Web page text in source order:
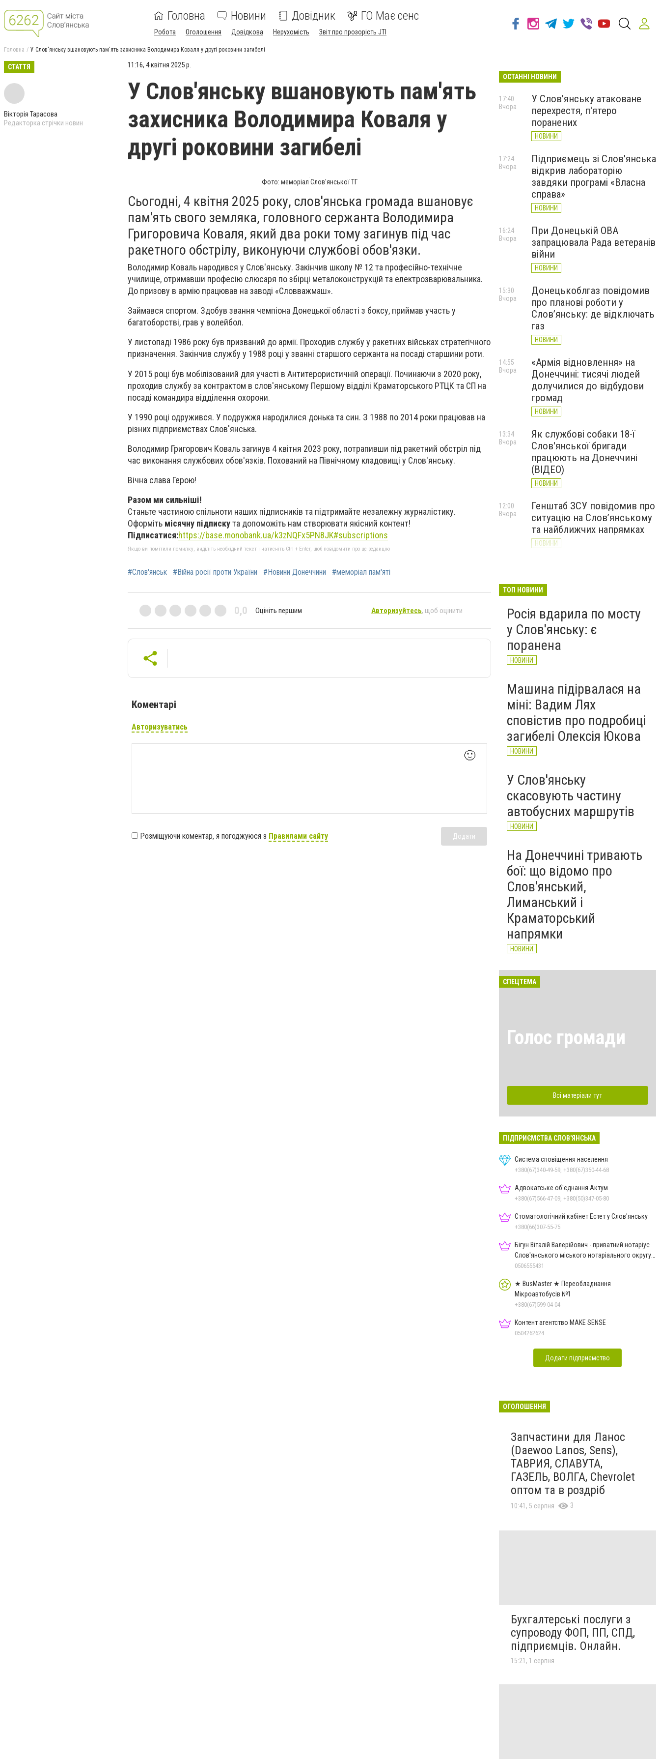
Головна Новини Довідник ГО Має сенс
Робота Оголошення Довідкова Нерухомість Звіт про прозорість JTI
Головна У Слов'янську вшановують пам'ять захисника Володимира Коваля у другі роковини загибелі
СТАТТЯ
Вікторія Тарасова
Редакторка стрічки новин
11:16, 4 квітня 2025 р.
У Слов'янську вшановують пам'ять
захисника Володимира Коваля у
другі роковини загибелі
Фото: меморіал Слов'янської ТГ
Сьогодні, 4 квітня 2025 року, слов'янська громада вшановує
пам'ять свого земляка, головного сержанта Володимира
Григоровича Коваля, який два роки тому загинув під час
ракетного обстрілу, виконуючи службові обов'язки.
Володимир Коваль народився у Слов'янську. Закінчив школу № 12 та професійно-технічне
училище, отримавши професію слюсаря по збірці металоконструкцій та електрозварювальника.
До призову в армію працював на заводі «Словважмаш».
Займався спортом. Здобув звання чемпіона Донецької області з боксу, приймав участь у
багатоборстві, грав у волейбол.
У листопаді 1986 року був призваний до армії. Проходив службу у ракетних військах стратегічного
призначення. Закінчив службу у 1988 році у званні старшого сержанта на посаді старшини роти.
У 2015 році був мобілізований для участі в Антитерористичній операції. Починаючи з 2020 року,
проходив службу за контрактом в слов'янському Першому відділі Краматорського РТЦК та СП на
посаді командира відділення охорони.
У 1990 році одружився. У подружжя народилися донька та син. З 1988 по 2014 роки працював на
різних підприємствах Слов'янська.
Володимир Григорович Коваль загинув 4 квітня 2023 року, потрапивши під ракетний обстріл під
час виконання службових обов'язків. Похований на Північному кладовищі у Слов'янську.
Вічна слава Герою!
Разом ми сильніші!
Станьте частиною спільноти наших підписників та підтримайте незалежну журналістику.
Оформіть місячну підпискута допоможіть нам створювати якісний контент!
Підписатися:https://base.monobank.ua/k3zNQFx5PN8JK#subscriptions
Якщо ви помітили помилку, виділіть необхідний текст і натисніть Ctrl + Enter, щоб повідомити про це редакцію
#Слов'янськ #Війна росії проти України #Новини Донеччини #меморіал пам'яті
0,0 Оцініть першим Авторизуйтесь, щоб оцінити
Коментарі
Авторизуватись
🙂
Розміщуючи коментар, я погоджуюся з Правилами сайту Додати
ОСТАННІ НОВИНИ
У Слов’янську атаковане
перехрестя, п'ятеро
поранених
НОВИНИ
17:40
Вчора
Підприємець зі Слов'янська
відкрив лабораторію
завдяки програмі «Власна
справа»
НОВИНИ
17:24
Вчора
При Донецькій ОВА
запрацювала Рада ветеранів
війни
НОВИНИ
16:24
Вчора
Донецькоблгаз повідомив
про планові роботи у
Слов’янську: де відключать
газ
НОВИНИ
15:30
Вчора
«Армія відновлення» на
Донеччині: тисячі людей
долучилися до відбудови
громад
НОВИНИ
14:55
Вчора
Як службові собаки 18-ї
Слов'янської бригади
працюють на Донеччині
(ВІДЕО)
НОВИНИ
13:34
Вчора
Генштаб ЗСУ повідомив про
ситуацію на Слов’янському
та найближчих напрямках
НОВИНИ
12:00
Вчора
великої війни: 7 серпня
ТОП НОВИНИ
Росія вдарила по мосту
у Слов'янську: є
поранена
НОВИНИ
Машина підірвалася на
міні: Вадим Лях
сповістив про подробиці
загибелі Олексія Юкова
НОВИНИ
У Слов'янську
скасовують частину
автобусних маршрутів
НОВИНИ
На Донеччині тривають
бої: що відомо про
Слов'янський,
Лиманський і
Краматорський
напрямки
НОВИНИ
СПЕЦТЕМА
Голос громади
Всі матеріали тут
ПІДПРИЄМСТВА СЛОВ'ЯНСЬКА
Система сповіщення населення
+380(67)340-49-59, +380(67)350-44-68
Адвокатське об'єднання Актум
+380(67)566-47-09, +380(50)347-05-80
Стоматологічний кабінет Естет у Слов'янську
+380(66)307-55-75
Бігун Віталій Валерійович - приватний нотаріус
Слов'янського міського нотаріального округу
Дон.обл.
0506555431
★ BusMaster ★ Переобладнання
Мікроавтобусів №1
+380(67)599-04-04
Контент агентство MAKE SENSE
0504262624
Додати підприємство
ОГОЛОШЕННЯ
Запчастини для Ланос
(Daewoo Lanos, Sens),
ТАВРИЯ, СЛАВУТА,
ГАЗЕЛЬ, ВОЛГА, Chevrolet
оптом та в роздріб
10:41, 5 серпня 3
Бухгалтерські послуги з
супроводу ФОП, ПП, СПД,
підприємців. Онлайн.
15:21, 1 серпня